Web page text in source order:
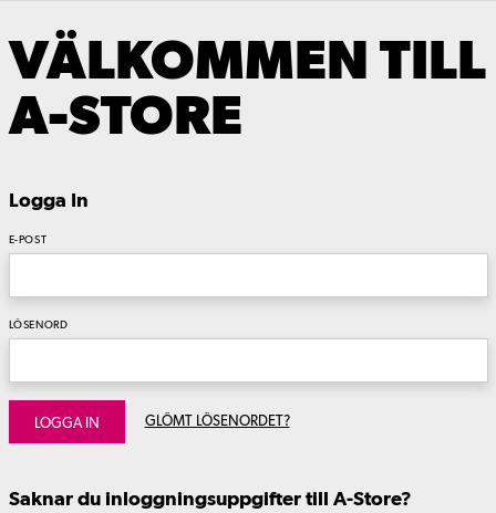
VÄLKOMMEN TILL
A-STORE
Logga In
E-POST
LÖSENORD
LOGGA IN GLÖMT LÖSENORDET?
Saknar du inloggningsuppgifter till A-Store?